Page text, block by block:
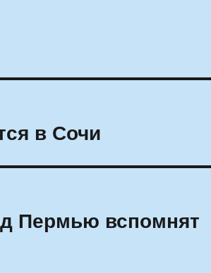
в Сочи
Пермью вспомнят